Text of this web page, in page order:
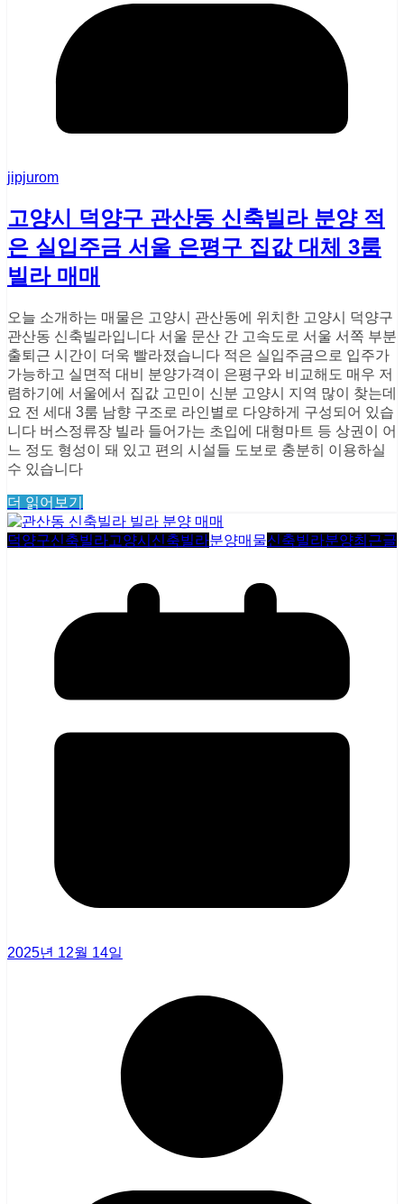
jipjurom
고양시 덕양구 관산동 신축빌라 분양 적
은 실입주금 서울 은평구 집값 대체 3룸
빌라 매매
오늘 소개하는 매물은 고양시 관산동에 위치한 고양시 덕양구
관산동 신축빌라입니다 서울 문산 간 고속도로 서울 서쪽 부분
출퇴근 시간이 더욱 빨라졌습니다 적은 실입주금으로 입주가
가능하고 실면적 대비 분양가격이 은평구와 비교해도 매우 저
렴하기에 서울에서 집값 고민이 신분 고양시 지역 많이 찾는데
요 전 세대 3룸 남향 구조로 라인별로 다양하게 구성되어 있습
니다 버스정류장 빌라 들어가는 초입에 대형마트 등 상권이 어
느 정도 형성이 돼 있고 편의 시설들 도보로 충분히 이용하실
수 있습니다
더 읽어보기
덕양구신축빌라고양시신축빌라분양매물신축빌라분양최근글
2025년 12월 14일